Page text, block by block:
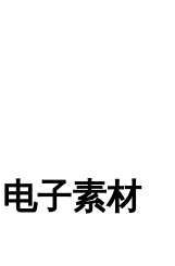
电子素材